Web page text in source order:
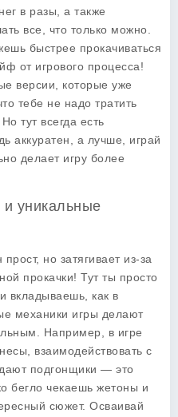
в разы, а также
все, что только можно.
быстрее прокачиваться
от игрового процесса!
версии, которые уже
тебе не надо тратить
тут всегда есть
аккуратен, а лучше, играй
делает игру более
уникальные
прост, но затягивает из-за
прокачки! Тут ты просто
вкладываешь, как в
механики игры делают
Например, в игре
взаимодействовать с
подгонщики — это
бегло чекаешь жетоны и
сюжет. Осваивай